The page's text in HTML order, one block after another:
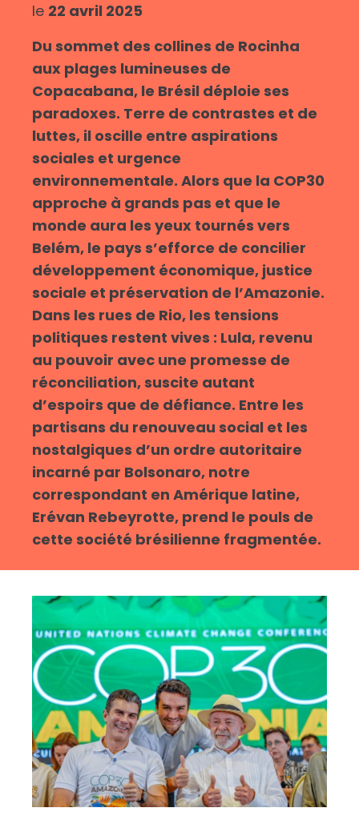
le 22 avril 2025
Du sommet des collines de Rocinha
aux plages lumineuses de
Copacabana, le Brésil déploie ses
paradoxes. Terre de contrastes et de
luttes, il oscille entre aspirations
sociales et urgence
environnementale. Alors que la COP30
approche à grands pas et que le
monde aura les yeux tournés vers
Belém, le pays s’efforce de concilier
développement économique, justice
sociale et préservation de l’Amazonie.
Dans les rues de Rio, les tensions
politiques restent vives : Lula, revenu
au pouvoir avec une promesse de
réconciliation, suscite autant
d’espoirs que de défiance. Entre les
partisans du renouveau social et les
nostalgiques d’un ordre autoritaire
incarné par Bolsonaro, notre
correspondant en Amérique latine,
Erévan Rebeyrotte, prend le pouls de
cette société brésilienne fragmentée.